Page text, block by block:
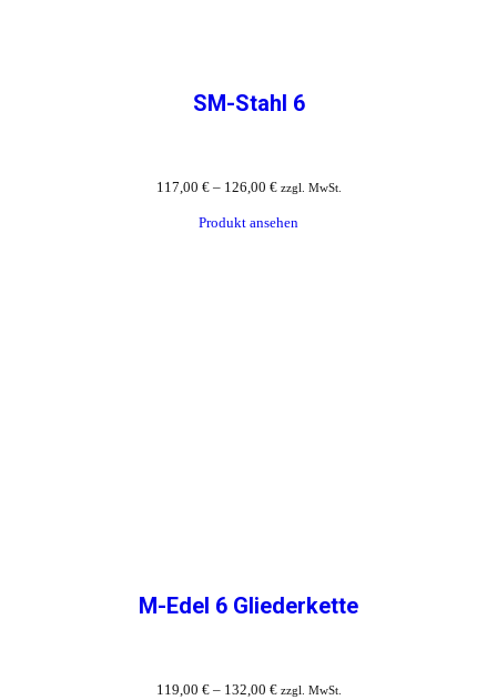
SM-Stahl 6
117,00 €– 126,00 € zzgl. MwSt.
Produkt ansehen
M-Edel 6 Gliederkette
119,00 €– 132,00 € zzgl. MwSt.